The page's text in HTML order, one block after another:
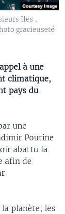
îles ,
gracieuseté
à une
climatique,
pays du
une
Poutine
abattu la
afin de
planète, les